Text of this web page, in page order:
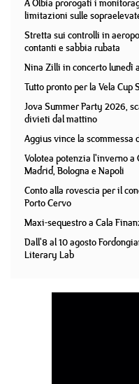
A Olbia prorogati i
limitazioni sulle
Stretta sui controlli in
contanti e sabbia rubata
Nina Zilli in concerto lunedì
Tutto pronto per la Vela Cup
Jova Summer Party 2026,
divieti dal mattino
Aggius vince la
Volotea potenzia l'inverno a
Madrid, Bologna e Napoli
Conto alla rovescia per il
Porto Cervo
Maxi-sequestro a Cala
Dall'8 al 10 agosto
Literary Lab